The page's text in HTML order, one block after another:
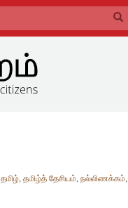
தமிழ், தமிழ்த் தேசியம், நல்லிணக்கம்,